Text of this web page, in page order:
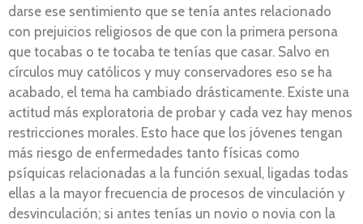
darse ese sentimiento que se tenía antes relacionado
con prejuicios religiosos de que con la primera persona
que tocabas o te tocaba te tenías que casar. Salvo en
círculos muy católicos y muy conservadores eso se ha
acabado, el tema ha cambiado drásticamente. Existe una
actitud más exploratoria de probar y cada vez hay menos
restricciones morales. Esto hace que los jóvenes tengan
más riesgo de enfermedades tanto físicas como
psíquicas relacionadas a la función sexual, ligadas todas
ellas a la mayor frecuencia de procesos de vinculación y
desvinculación; si antes tenías un novio o novia con la